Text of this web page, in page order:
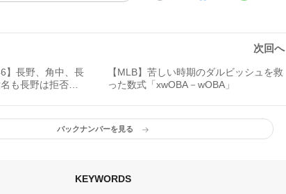
】長野、角中、長
も長野は拒否
次回へ
【MLB】苦しい時期のダルビッシュを救
った数式「xwOBA－wOBA」
バックナンバーを見る
KEYWORDS